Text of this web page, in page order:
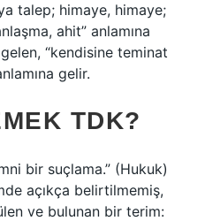
talep; himaye, himaye;
ahit” anlamına
“kendisine teminat
gelir.
TDK?
bir suçlama.” (Hukuk)
açıkça belirtilmemiş,
ve bulunan bir terim: